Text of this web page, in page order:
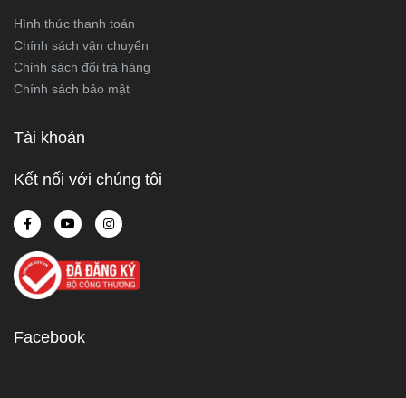
Hình thức thanh toán
Chính sách vận chuyển
Chỉnh sách đổi trả hàng
Chính sách bảo mật
Tài khoản
Kết nối với chúng tôi
Facebook